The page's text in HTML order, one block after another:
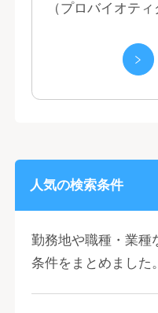
（プロバイオテ
る優れた機能性
人気の検索条件
勤務地や職種・業種
条件をまとめました。